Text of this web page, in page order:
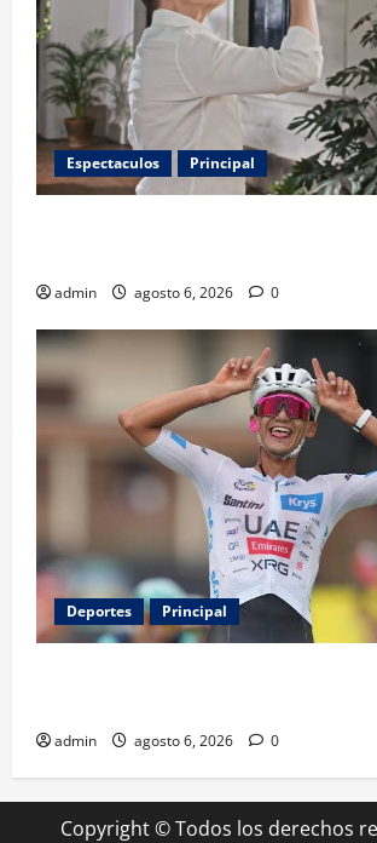
Espectaculos Principal
admin agosto 6, 2026 0
Deportes Principal
admin agosto 6, 2026 0
Copyright © Todos los derechos